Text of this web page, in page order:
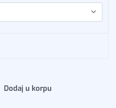
Dodaj u korpu